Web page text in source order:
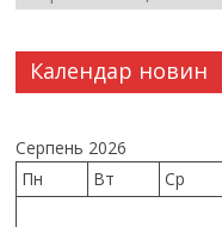
Календар новин
Серпень 2026
Пн
Вт Ср